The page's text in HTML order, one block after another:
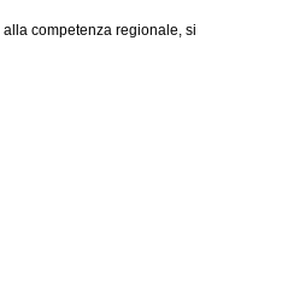
competenza regionale, si